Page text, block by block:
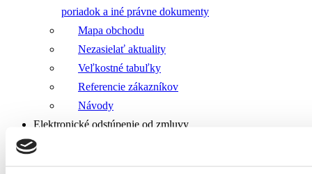
poriadok a iné právne dokumenty
Mapa obchodu
Nezasielať aktuality
Veľkostné tabuľky
Referencie zákazníkov
Návody
Elektronické odstúpenie od zmluvy